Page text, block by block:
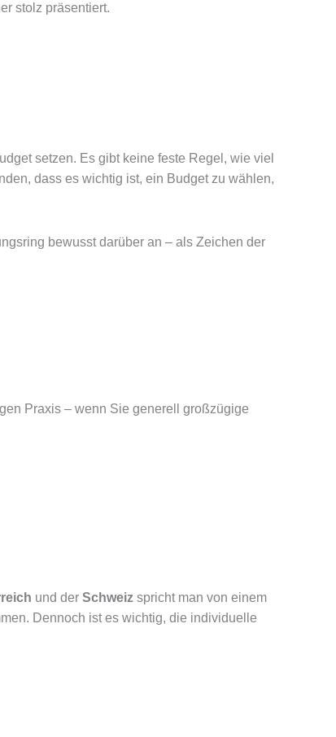
stolz präsentiert.
setzen. Es gibt keine feste Regel, wie viel
dass es wichtig ist, ein Budget zu wählen,
bewusst darüber an – als Zeichen der
Praxis – wenn Sie generell großzügige
und der Schweiz spricht man von einem
Dennoch ist es wichtig, die individuelle